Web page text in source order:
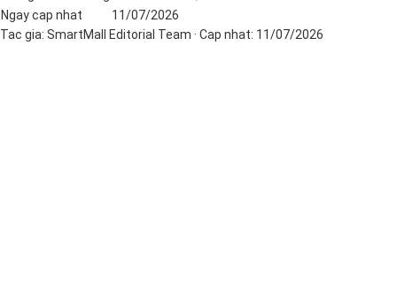
Ngay cap nhat
11/07/2026
Tac gia: SmartMall Editorial Team · Cap nhat: 11/07/2026